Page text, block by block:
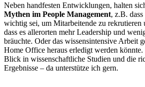
Neben handfesten Entwicklungen, halten
Mythen im People Management, z.B.
wichtig sei, um Mitarbeitende zu rekrutieren
dass es allerorten mehr Leadership und
bräuchte. Oder das wissensintensive Arbeit
Home Office heraus erledigt werden
Blick in wissenschaftliche Studien und die
Ergebnisse – da unterstütze ich gern.